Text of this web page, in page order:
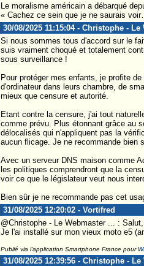
Le moralisme américain a débarqué
« Cachez ce sein que je ne saurais
30/08/2025 11:15:04 - Christophe - Le
Si nous sommes tous d'accord sur le
suis vraiment choqué et totalement
sous surveillance !
Pour protéger mes enfants, je profite
d'ordinateur dans leurs chambre, de
mieux que censure et autorité.
Etant contre la censure, j'ai tout
comme prévu. Plus étonnant grâce au
délocalisés qui n'appliquent pas la
aucun flicage. Je ne recommande bien
Avec un serveur DNS maison comme
les politiques comprendront que la
voir ce que le législateur veut nous
Bien sûr je ne recommande pas cet
31/08/2025 12:20:02 - Vortifred
@Christophe - Le Webmaster ... :
Je l'ai installé sur mon vieux moto e5
Publié via l'application Smartphone France pour
31/08/2025 12:39:56 - Christophe -